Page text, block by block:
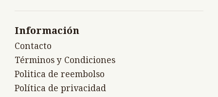
Información
Contacto
Términos y Condiciones
Politica de reembolso
Política de privacidad